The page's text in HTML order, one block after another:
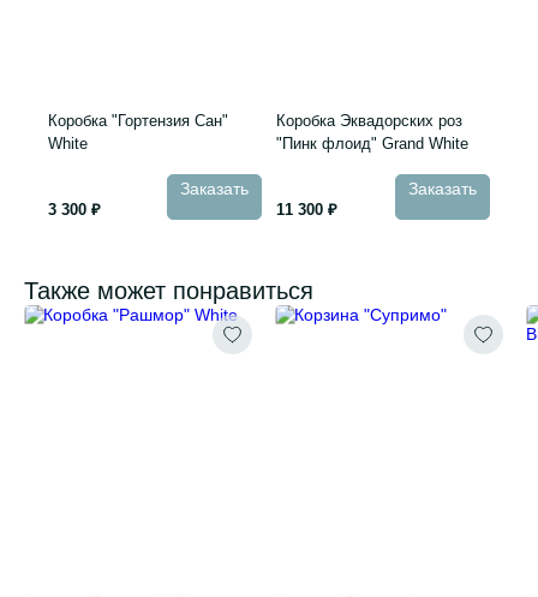
Коробка "Гортензия Сан"
White
3 300 ₽
Заказать
Коробка Эквадорских роз
"Пинк флоид" Grand White
11 300 ₽
Заказать
Также может понравиться